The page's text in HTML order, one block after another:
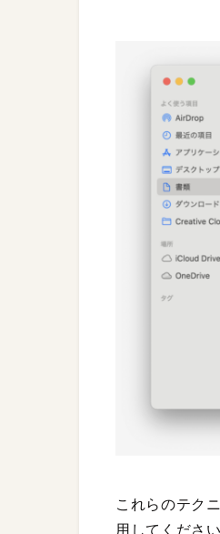
これらのテク
用してください